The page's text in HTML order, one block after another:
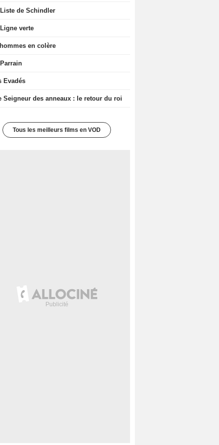
de Schindler
verte
en colère
Evadés
Seigneur des anneaux : le retour du roi
Tous les meilleurs films en VOD